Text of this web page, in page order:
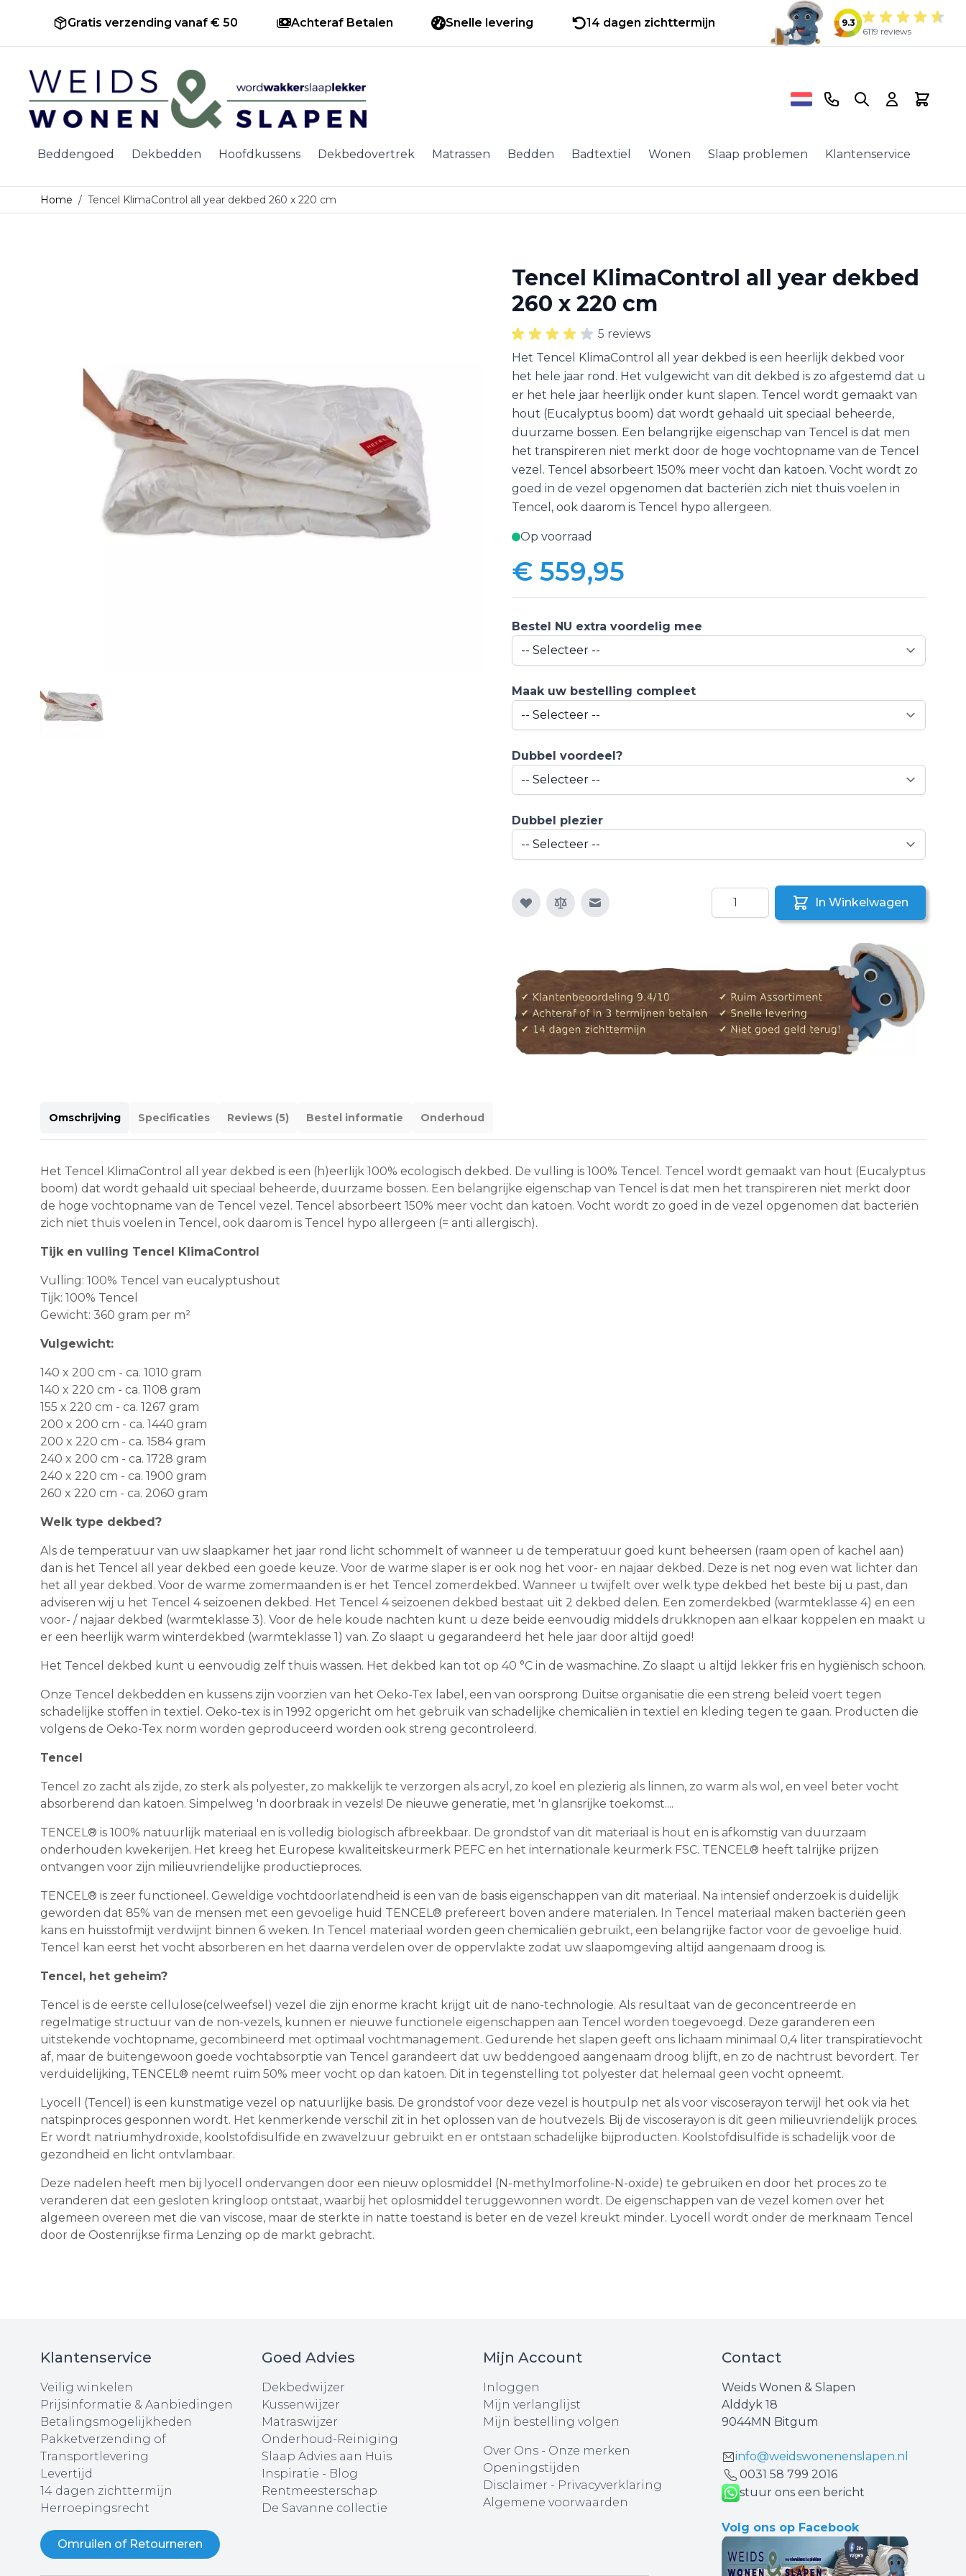
Gratis verzending vanaf € 50 Achteraf Betalen Snelle levering 14 dagen zichttermijn
9.3
6119 reviews
Ga naar de inhoud
Beddengoed Dekbedden Hoofdkussens Dekbedovertrek Matrassen Bedden Badtextiel Wonen Slaap problemen Klantenservice
Telefoonnummer
Search Cart
Home / Tencel KlimaControl all year dekbed 260 x 220 cm
Tencel KlimaControl all year dekbed
260 x 220 cm
5 reviews
Het Tencel KlimaControl all year dekbed is een heerlijk dekbed voor
het hele jaar rond. Het vulgewicht van dit dekbed is zo afgestemd dat u
er het hele jaar heerlijk onder kunt slapen. Tencel wordt gemaakt van
hout (Eucalyptus boom) dat wordt gehaald uit speciaal beheerde,
duurzame bossen. Een belangrijke eigenschap van Tencel is dat men
het transpireren niet merkt door de hoge vochtopname van de Tencel
vezel. Tencel absorbeert 150% meer vocht dan katoen. Vocht wordt zo
goed in de vezel opgenomen dat bacteriën zich niet thuis voelen in
Tencel, ook daarom is Tencel hypo allergeen.
Op voorraad
€ 559,95
Bestel NU extra voordelig mee
Maak uw bestelling compleet
Dubbel voordeel?
Dubbel plezier
E-mail naar een vriend
Aantal
In Winkelwagen
Omschrijving Specificaties Reviews (5) Bestel informatie Onderhoud
Het Tencel KlimaControl all year dekbed is een (h)eerlijk 100% ecologisch dekbed. De vulling is 100% Tencel. Tencel wordt gemaakt van hout (Eucalyptus
boom) dat wordt gehaald uit speciaal beheerde, duurzame bossen. Een belangrijke eigenschap van Tencel is dat men het transpireren niet merkt door
de hoge vochtopname van de Tencel vezel. Tencel absorbeert 150% meer vocht dan katoen. Vocht wordt zo goed in de vezel opgenomen dat bacteriën
zich niet thuis voelen in Tencel, ook daarom is Tencel hypo allergeen (= anti allergisch).
Tijk en vulling Tencel KlimaControl
Vulling: 100% Tencel van eucalyptushout
Tijk: 100% Tencel
Gewicht: 360 gram per m²
Vulgewicht:
140 x 200 cm - ca. 1010 gram
140 x 220 cm - ca. 1108 gram
155 x 220 cm - ca. 1267 gram
200 x 200 cm - ca. 1440 gram
200 x 220 cm - ca. 1584 gram
240 x 200 cm - ca. 1728 gram
240 x 220 cm - ca. 1900 gram
260 x 220 cm - ca. 2060 gram
Welk type dekbed?
Als de temperatuur van uw slaapkamer het jaar rond licht schommelt of wanneer u de temperatuur goed kunt beheersen (raam open of kachel aan)
dan is het Tencel all year dekbed een goede keuze. Voor de warme slaper is er ook nog het voor- en najaar dekbed. Deze is net nog even wat lichter dan
het all year dekbed. Voor de warme zomermaanden is er het Tencel zomerdekbed. Wanneer u twijfelt over welk type dekbed het beste bij u past, dan
adviseren wij u het Tencel 4 seizoenen dekbed. Het Tencel 4 seizoenen dekbed bestaat uit 2 dekbed delen. Een zomerdekbed (warmteklasse 4) en een
voor- / najaar dekbed (warmteklasse 3). Voor de hele koude nachten kunt u deze beide eenvoudig middels drukknopen aan elkaar koppelen en maakt u
er een heerlijk warm winterdekbed (warmteklasse 1) van. Zo slaapt u gegarandeerd het hele jaar door altijd goed!
Het Tencel dekbed kunt u eenvoudig zelf thuis wassen. Het dekbed kan tot op 40 °C in de wasmachine. Zo slaapt u altijd lekker fris en hygiënisch schoon.
Onze Tencel dekbedden en kussens zijn voorzien van het Oeko-Tex label, een van oorsprong Duitse organisatie die een streng beleid voert tegen
schadelijke stoffen in textiel. Oeko-tex is in 1992 opgericht om het gebruik van schadelijke chemicaliën in textiel en kleding tegen te gaan. Producten die
volgens de Oeko-Tex norm worden geproduceerd worden ook streng gecontroleerd.
Tencel
Tencel zo zacht als zijde, zo sterk als polyester, zo makkelijk te verzorgen als acryl, zo koel en plezierig als linnen, zo warm als wol, en veel beter vocht
absorberend dan katoen. Simpelweg 'n doorbraak in vezels! De nieuwe generatie, met 'n glansrijke toekomst....
TENCEL® is 100% natuurlijk materiaal en is volledig biologisch afbreekbaar. De grondstof van dit materiaal is hout en is afkomstig van duurzaam
onderhouden kwekerijen. Het kreeg het Europese kwaliteitskeurmerk PEFC en het internationale keurmerk FSC. TENCEL® heeft talrijke prijzen
ontvangen voor zijn milieuvriendelijke productieproces.
TENCEL® is zeer functioneel. Geweldige vochtdoorlatendheid is een van de basis eigenschappen van dit materiaal. Na intensief onderzoek is duidelijk
geworden dat 85% van de mensen met een gevoelige huid TENCEL® prefereert boven andere materialen. In Tencel materiaal maken bacteriën geen
kans en huisstofmijt verdwijnt binnen 6 weken. In Tencel materiaal worden geen chemicaliën gebruikt, een belangrijke factor voor de gevoelige huid.
Tencel kan eerst het vocht absorberen en het daarna verdelen over de oppervlakte zodat uw slaapomgeving altijd aangenaam droog is.
Tencel, het geheim?
Tencel is de eerste cellulose(celweefsel) vezel die zijn enorme kracht krijgt uit de nano-technologie. Als resultaat van de geconcentreerde en
regelmatige structuur van de non-vezels, kunnen er nieuwe functionele eigenschappen aan Tencel worden toegevoegd. Deze garanderen een
uitstekende vochtopname, gecombineerd met optimaal vochtmanagement. Gedurende het slapen geeft ons lichaam minimaal 0,4 liter transpiratievocht
af, maar de buitengewoon goede vochtabsorptie van Tencel garandeert dat uw beddengoed aangenaam droog blijft, en zo de nachtrust bevordert. Ter
verduidelijking, TENCEL® neemt ruim 50% meer vocht op dan katoen. Dit in tegenstelling tot polyester dat helemaal geen vocht opneemt.
Lyocell (Tencel) is een kunstmatige vezel op natuurlijke basis. De grondstof voor deze vezel is houtpulp net als voor viscoserayon terwijl het ook via het
natspinproces gesponnen wordt. Het kenmerkende verschil zit in het oplossen van de houtvezels. Bij de viscoserayon is dit geen milieuvriendelijk proces.
Er wordt natriumhydroxide, koolstofdisulfide en zwavelzuur gebruikt en er ontstaan schadelijke bijproducten. Koolstofdisulfide is schadelijk voor de
gezondheid en licht ontvlambaar.
Deze nadelen heeft men bij lyocell ondervangen door een nieuw oplosmiddel (N-methylmorfoline-N-oxide) te gebruiken en door het proces zo te
veranderen dat een gesloten kringloop ontstaat, waarbij het oplosmiddel teruggewonnen wordt. De eigenschappen van de vezel komen over het
algemeen overeen met die van viscose, maar de sterkte in natte toestand is beter en de vezel kreukt minder. Lyocell wordt onder de merknaam Tencel
door de Oostenrijkse firma Lenzing op de markt gebracht.
Klantenservice
Veilig winkelen
Prijsinformatie & Aanbiedingen
Betalingsmogelijkheden
Pakketverzending of
Transportlevering
Levertijd
14 dagen zichttermijn
Herroepingsrecht
Omruilen of Retourneren
Goed Advies
Dekbedwijzer
Kussenwijzer
Matraswijzer
Onderhoud-Reiniging
Slaap Advies aan Huis
Inspiratie - Blog
Rentmeesterschap
De Savanne collectie
Mijn Account
Inloggen
Mijn verlanglijst
Mijn bestelling volgen
Over Ons- Onze merken
Openingstijden
Disclaimer - Privacyverklaring
Algemene voorwaarden
Contact
Weids Wonen & Slapen
Alddyk 18
9044MN Bitgum
info@weidswonenenslapen.nl
0031 ‪58 799 2016‬
stuur ons een bericht
Volg ons op Facebook